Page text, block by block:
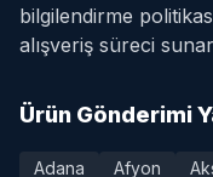
bilgilendirme
alışveriş süreci
Ürün Gönderimi
Adana Afyon